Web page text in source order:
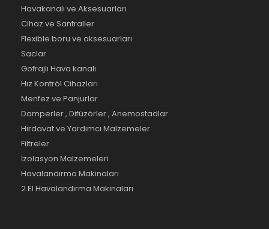
Havakanalı ve Aksesuarları
Cihaz ve Santraller
Flexible boru ve aksesuarları
Saclar
Gofrajlı Hava kanalı
Hız Kontröl Cihazları
Menfez ve Panjurlar
Damperler , Difüzörler , Anemostadlar
Hırdavat ve Yardımcı Malzemeler
Filtreler
İzolasyon Malzemeleri
Havalandırma Makinaları
2.El Havalandırma Makinaları